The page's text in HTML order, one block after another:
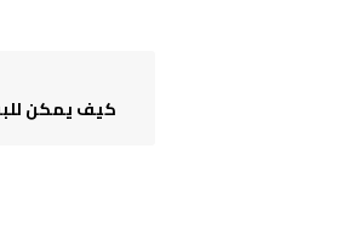
كيف يمكن للبث